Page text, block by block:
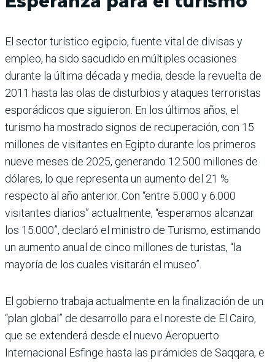
El sector turístico egipcio, fuente vital de divisas y
empleo, ha sido sacudido en múltiples ocasiones
durante la última década y media, desde la revuelta de
2011 hasta las olas de disturbios y ataques terroristas
esporádicos que siguieron. En los últimos años, el
turismo ha mostrado signos de recuperación, con 15
millones de visitantes en Egipto durante los primeros
nueve meses de 2025, generando 12.500 millones de
dólares, lo que representa un aumento del 21 %
respecto al año anterior. Con “entre 5.000 y 6.000
visitantes diarios” actualmente, “esperamos alcanzar
los 15.000”, declaró el ministro de Turismo, estimando
un aumento anual de cinco millones de turistas, “la
mayoría de los cuales visitarán el museo”.
El gobierno trabaja actualmente en la finalización de un
“plan global” de desarrollo para el noreste de El Cairo,
que se extenderá desde el nuevo Aeropuerto
Internacional Esfinge hasta las pirámides de Saqqara, e